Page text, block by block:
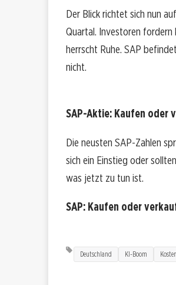
Der Blick richtet sich nun
Quartal. Investoren fordern
herrscht Ruhe. SAP
nicht.
SAP-Aktie: Kaufen oder
Die neusten SAP-Zahlen
sich ein Einstieg oder
was jetzt zu tun ist.
SAP: Kaufen oder
Deutschland KI-Boom